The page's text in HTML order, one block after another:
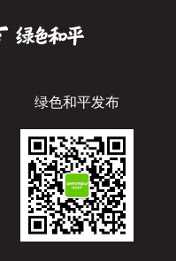
绿色和平发布